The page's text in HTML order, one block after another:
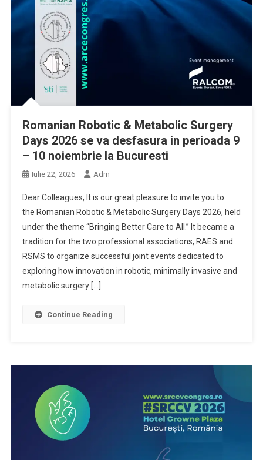
Romanian Robotic & Metabolic Surgery
Days 2026 se va desfasura in perioada 9
– 10 noiembrie la Bucuresti
Iulie 22, 2026 Adm
Dear Colleagues, It is our great pleasure to invite you to
the Romanian Robotic & Metabolic Surgery Days 2026, held
under the theme “Bringing Better Care to All.” It became a
tradition for the two professional associations, RAES and
RSMS to organize successful joint events dedicated to
exploring how innovation in robotic, minimally invasive and
metabolic surgery […]
Continue Reading